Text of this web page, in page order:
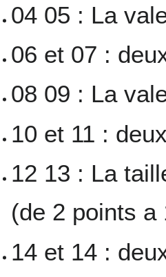
04 05 : La
06 et 07 :
08 09 : La
10 et 11 :
12 13 : La
(de 2 points a
14 et 14 :